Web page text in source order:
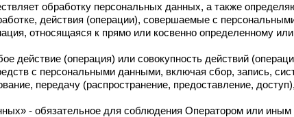
обработку персональных данных, а также
действия (операции), совершаемые с
относящаяся к прямо или косвенно определенному
действие (операция) или совокупность действий
с персональными данными, включая сбор, запись,
передачу (распространение, предоставление,
- обязательное для соблюдения Оператором или